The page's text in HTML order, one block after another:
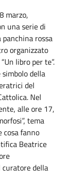
marzo,
una serie di
rossa
organizzato
libro per te”.
della
del
Nel
alle ore 17,
tema
cosa fanno
Beatrice
curatore della